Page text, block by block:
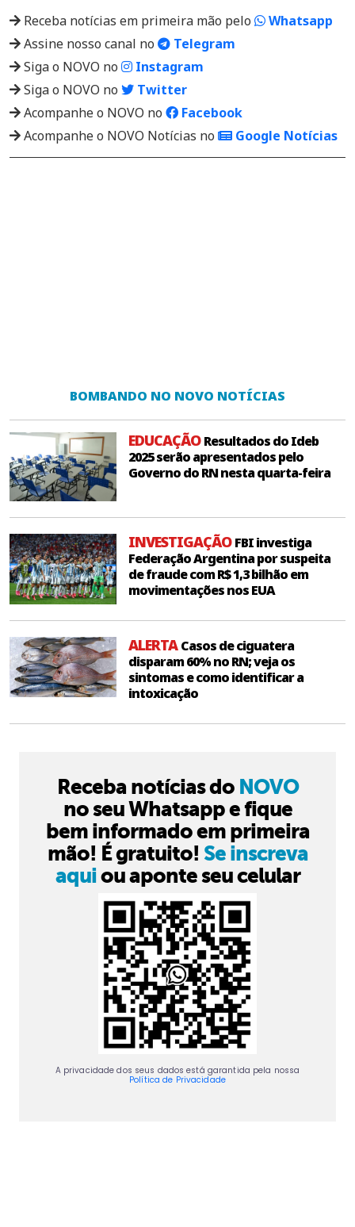
Receba notícias em primeira mão pelo
Whatsapp
Assine nosso canal no
Telegram
Siga o NOVO no
Instagram
Siga o NOVO no
Twitter
Acompanhe o NOVO no
Facebook
Acompanhe o NOVO Notícias no
Google Notícias
BOMBANDO NO NOVO NOTÍCIAS
EDUCAÇÃOResultados do Ideb
2025 serão apresentados pelo
Governo do RN nesta quarta-feira
INVESTIGAÇÃOFBI investiga
Federação Argentina por suspeita
de fraude com R$ 1,3 bilhão em
movimentações nos EUA
ALERTACasos de ciguatera
disparam 60% no RN; veja os
sintomas e como identificar a
intoxicação
Receba notícias do NOVO
no seu Whatsapp e fique
bem informado em primeira
mão! É gratuito! Se inscreva
aquiou aponte seu celular
A privacidade dos seus dados está garantida pela nossa
Política de Privacidade